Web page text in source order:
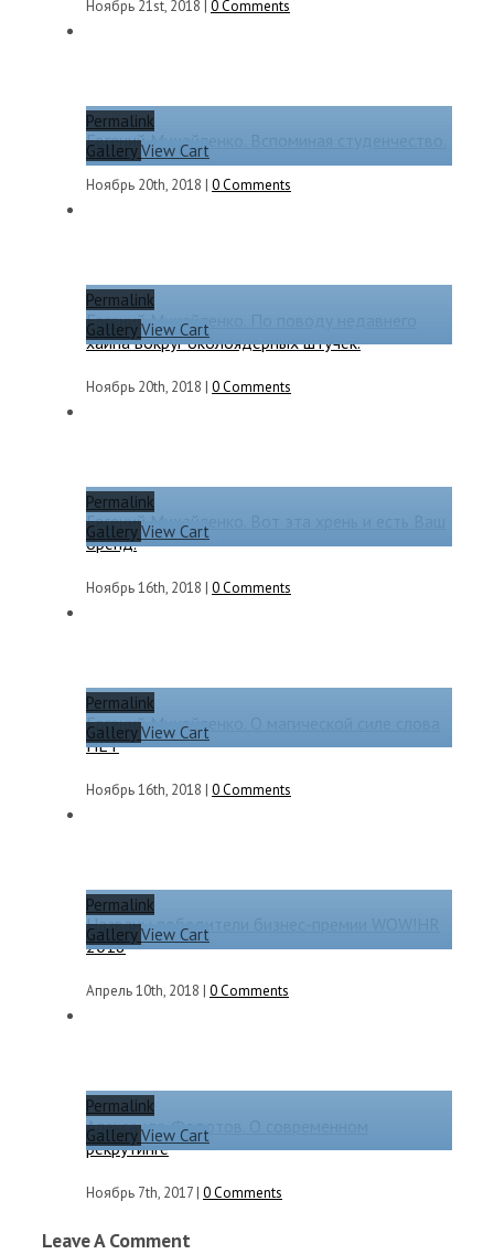
Ноябрь 21st, 2018 0 Comments
Permalink
GalleryView Cart
Евгений Михайленко. Вспоминая студенчество.
Ноябрь 20th, 2018 | 0 Comments
Permalink
GalleryView Cart
Евгений Михайленко. По поводу недавнего
хайпа вокруг околоядерных штучек.
Ноябрь 20th, 2018 | 0 Comments
Permalink
GalleryView Cart
Евгений Михайленко. Вот эта хрень и есть Ваш
бренд.
Ноябрь 16th, 2018 | 0 Comments
Permalink
GalleryView Cart
Евгений Михайленко. О магической силе слова
НЕТ
Ноябрь 16th, 2018 | 0 Comments
Permalink
GalleryView Cart
Названы победители бизнес-премии WOW!HR
2018
Апрель 10th, 2018 | 0 Comments
Permalink
GalleryView Cart
Александр Федотов. О современном
рекрутинге
Ноябрь 7th, 2017 | 0 Comments
Leave A Comment